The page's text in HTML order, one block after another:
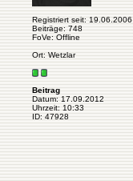
Registriert seit: 19.06.2006
Beiträge: 748
FoVe: Offline
Ort: Wetzlar
Beitrag
Datum: 17.09.2012
Uhrzeit: 10:33
ID: 47928